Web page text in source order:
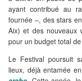
ayant contribué au
fournée –, des stars
Aix) et des nouveaux
pour un budget total
Le Festival poursuit
lieux, déjà entamée